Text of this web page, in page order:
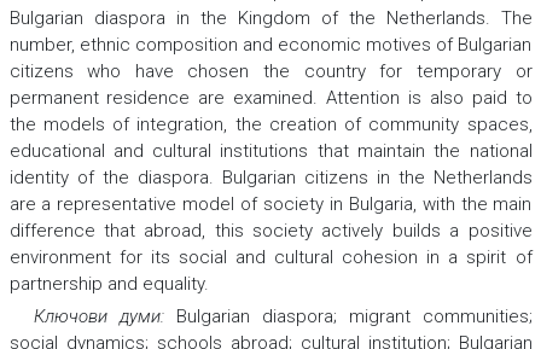
Bulgarian diaspora in the Kingdom of the Netherlands. The
number, ethnic composition and economic motives of Bulgarian
citizens who have chosen the country for temporary or
permanent residence are examined. Attention is also paid to
the models of integration, the creation of community spaces,
educational and cultural institutions that maintain the national
identity of the diaspora. Bulgarian citizens in the Netherlands
are a representative model of society in Bulgaria, with the main
difference that abroad, this society actively builds a positive
environment for its social and cultural cohesion in a spirit of
partnership and equality.
Ключови думи: Bulgarian diaspora; migrant communities;
social dynamics; schools abroad; cultural institution; Bulgarian